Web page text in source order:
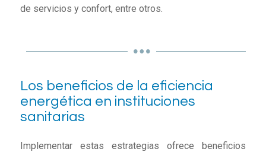
de servicios y confort, entre otros.
Los beneficios de la eficiencia
energética en instituciones
sanitarias
Implementar estas estrategias ofrece beneficios